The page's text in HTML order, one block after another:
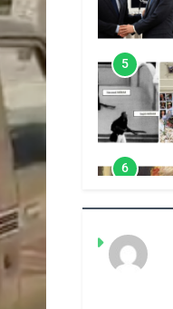
5
6